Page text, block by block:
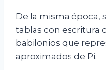
De la misma época,
tablas con escritura
babilonios que
aproximados de Pi.